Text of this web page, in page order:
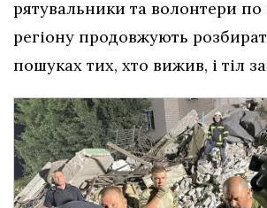
рятувальники та волонтери по
регіону продовжують
пошуках тих, хто вижив, і тіл